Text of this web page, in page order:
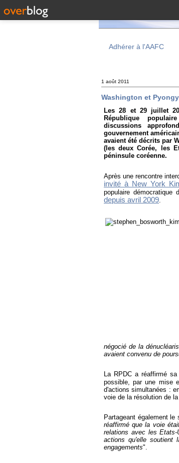
Adhérer à l'AAFC
1 août 2011
Washington et
Les 28 et 29 juillet
République
discussions
gouvernement
avaient été décrits par
(les deux Corée, les
péninsule coréenne.
Après une rencontre
invité à New York
populaire démocratique
depuis avril 2009.
négocié de la
avaient convenu de
La RPDC a réaffirmé
possible, par une mise
d'actions simultanées :
voie de la résolution de
Partageant également
réaffirmé que la voie
relations avec les
actions qu'elle soutient
engagements".